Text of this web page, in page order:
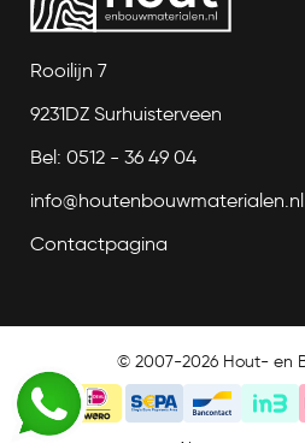
Rooilijn 7
9231DZ Surhuisterveen
Bel: 0512 - 36 49 04
info@houtenbouwmaterialen.nl
Contactpagina
© 2007-2026 Hout- en